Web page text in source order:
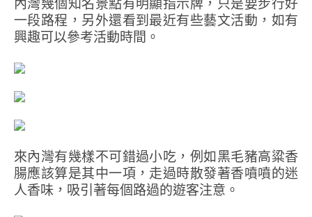
一段路程，另外還看到最近有些藝文活動，如有
興趣可以參考活動時間。
來內灣有幾樣不可錯過小吃，例如黑毛豬高粱香
腸應該算是其中一項，走過時散發著香噴噴的迷
人香味，吸引著每個路過的遊客注意。